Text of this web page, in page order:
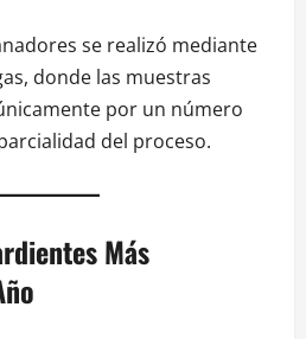
se realizó mediante
donde las muestras
por un número
del proceso.
Más